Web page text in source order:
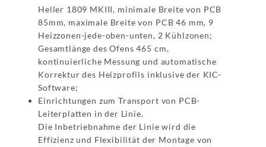
Heller 1809 MKIII, minimale Breite von PCB
85mm, maximale Breite von PCB 46 mm, 9
Heizzonen-jede-oben-unten, 2 Kühlzonen;
Gesamtlänge des Ofens 465 cm,
kontinuierliche Messung und automatische
Korrektur des Heizprofils inklusive der KIC-
Software;
Einrichtungen zum Transport von PCB-
Leiterplatten in der Linie.
Die Inbetriebnahme der Linie wird die
Effizienz und Flexibilität der Montage von